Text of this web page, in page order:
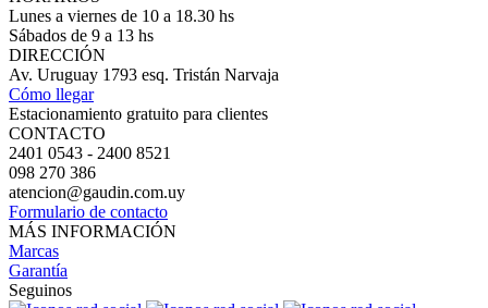
Lunes a viernes de 10 a 18.30 hs
Sábados de 9 a 13 hs
DIRECCIÓN
Av. Uruguay 1793 esq. Tristán Narvaja
Cómo llegar
Estacionamiento gratuito para clientes
CONTACTO
2401 0543 - 2400 8521
098 270 386
atencion@gaudin.com.uy
Formulario de contacto
MÁS INFORMACIÓN
Marcas
Garantía
Seguinos